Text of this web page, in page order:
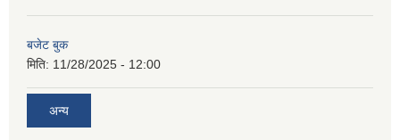
बजेट बुक
मिति: 11/28/2025 - 12:00
अन्य